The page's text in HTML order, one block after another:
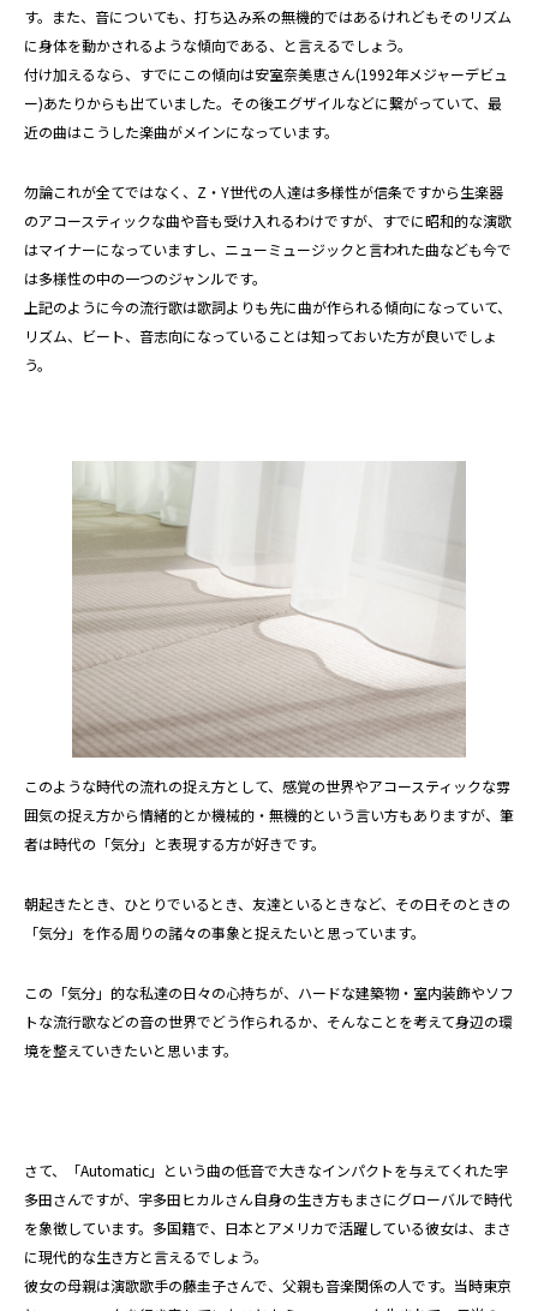
す。また、音についても、打ち込み系の無機的ではあるけれどもそのリズム
に身体を動かされるような傾向である、と言えるでしょう。
付け加えるなら、すでにこの傾向は安室奈美恵さん(1992年メジャーデビュ
ー)あたりからも出ていました。その後エグザイルなどに繋がっていて、最
近の曲はこうした楽曲がメインになっています。
勿論これが全てではなく、Z・Y世代の人達は多様性が信条ですから生楽器
のアコースティックな曲や音も受け入れるわけですが、すでに昭和的な演歌
はマイナーになっていますし、ニューミュージックと言われた曲なども今で
は多様性の中の一つのジャンルです。
上記のように今の流行歌は歌詞よりも先に曲が作られる傾向になっていて、
リズム、ビート、音志向になっていることは知っておいた方が良いでしょ
う。
このような時代の流れの捉え方として、感覚の世界やアコースティックな雰
囲気の捉え方から情緒的とか機械的・無機的という言い方もありますが、筆
者は時代の「気分」と表現する方が好きです。
朝起きたとき、ひとりでいるとき、友達といるときなど、その日そのときの
「気分」を作る周りの諸々の事象と捉えたいと思っています。
この「気分」的な私達の日々の心持ちが、ハードな建築物・室内装飾やソフ
トな流行歌などの音の世界でどう作られるか、そんなことを考えて身辺の環
境を整えていきたいと思います。
さて、「Automatic」という曲の低音で大きなインパクトを与えてくれた宇
多田さんですが、宇多田ヒカルさん自身の生き方もまさにグローバルで時代
を象徴しています。多国籍で、日本とアメリカで活躍している彼女は、まさ
に現代的な生き方と言えるでしょう。
彼女の母親は演歌歌手の藤圭子さんで、父親も音楽関係の人です。当時東京